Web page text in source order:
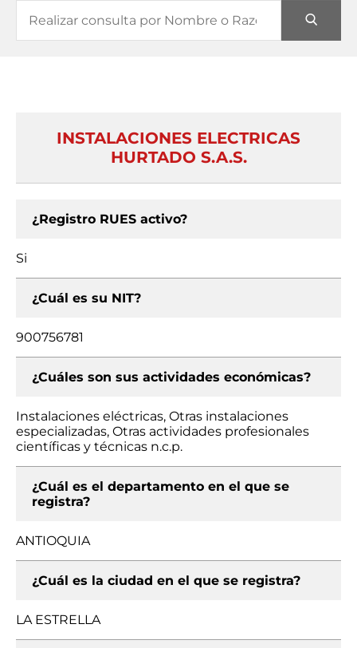
INSTALACIONES ELECTRICAS
HURTADO S.A.S.
¿Registro RUES activo?
Si
¿Cuál es su NIT?
900756781
¿Cuáles son sus actividades económicas?
Instalaciones eléctricas, Otras instalaciones
especializadas, Otras actividades profesionales
científicas y técnicas n.c.p.
¿Cuál es el departamento en el que se
registra?
ANTIOQUIA
¿Cuál es la ciudad en el que se registra?
LA ESTRELLA